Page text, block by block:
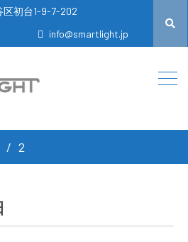
区初台1-9-7-202
info@smartlight.jp
2